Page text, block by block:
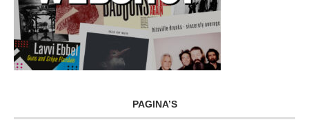
PAGINA’S